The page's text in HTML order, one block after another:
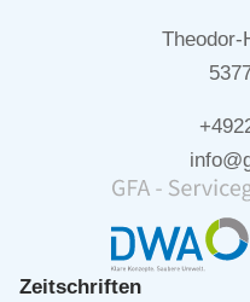
Theodor-
Zeitschriften